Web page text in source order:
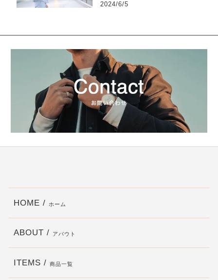
2024/6/5
HOME / ホーム
ABOUT / アバウト
ITEMS / 商品一覧